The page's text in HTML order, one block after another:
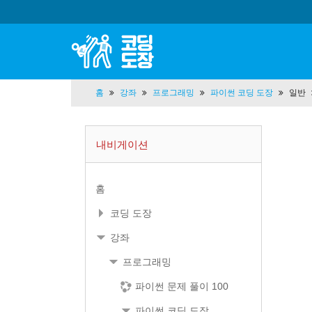
홈 강좌 프로그래밍 파이썬 코딩 도장 일반
내비게이션
홈
코딩 도장
강좌
프로그래밍
파이썬 문제 풀이 100